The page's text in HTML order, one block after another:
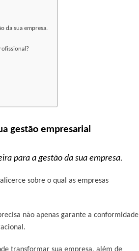
da sua empresa.
gestão empresarial
para a gestão da sua empresa.
sobre o qual as empresas
não apenas garante a conformidade